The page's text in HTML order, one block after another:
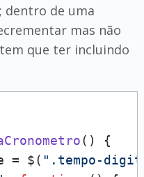
dentro de uma
mas não
que ter incluindo
( ) {
= $( ".tempo-